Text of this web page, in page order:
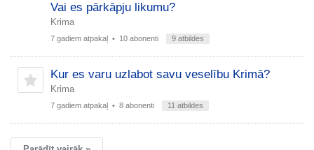
Vai es pārkāpju likumu?
Krima
7 gadiem atpakaļ • 10 abonenti 9 atbildes
Kur es varu uzlabot savu veselību Krimā?
Krima
7 gadiem atpakaļ • 8 abonenti 11 atbildes